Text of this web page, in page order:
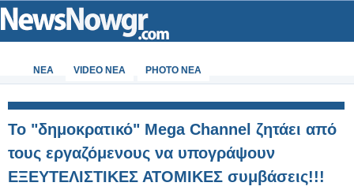
ΝΕΑ VIDEO NEA PHOTO NEA
Το "δημοκρατικό" Mega Channel ζητάει από
τους εργαζόμενους να υπογράψουν
ΕΞΕΥΤΕΛΙΣΤΙΚΕΣ ΑΤΟΜΙΚΕΣ συμβάσεις!!!